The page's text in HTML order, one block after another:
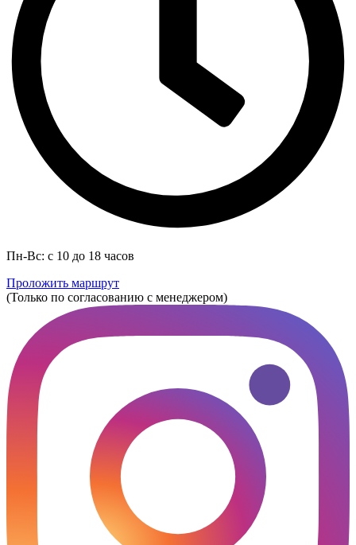
Пн-Вс: с 10 до 18 часов
Проложить маршрут
(Только по согласованию с менеджером)